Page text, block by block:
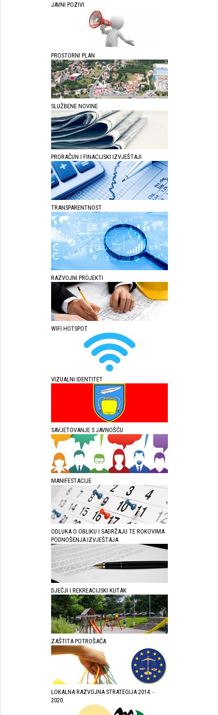
JAVNI POZIVI
PROSTORNI PLAN
SLUŽBENE NOVINE
PRORAČUN I FINACIJSKI IZVJEŠTAJI
TRANSPARENTNOST
RAZVOJNI PROJEKTI
WIFI HOTSPOT
VIZUALNI IDENTITET
SAVJETOVANJE S JAVNOŠĆU
MANIFESTACIJE
ODLUKA O OBLIKU I SADRŽAJU TE ROKOVIMA
PODNOŠENJA IZVJEŠTAJA
DJEČJI I REKREACIJSKI KUTAK
ZAŠTITA POTROŠAĆA
LOKALNA RAZVOJNA STRATEGIJA 2014. -
2020.